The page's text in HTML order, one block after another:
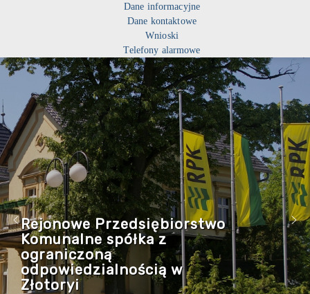
Dane informacyjne
Dane kontaktowe
Wnioski
Telefony alarmowe
Rejonowe Przedsiębiorstwo
Komunalne spółka z
ograniczoną
odpowiedzialnością w
Złotoryi